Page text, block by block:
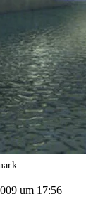
um 17:56